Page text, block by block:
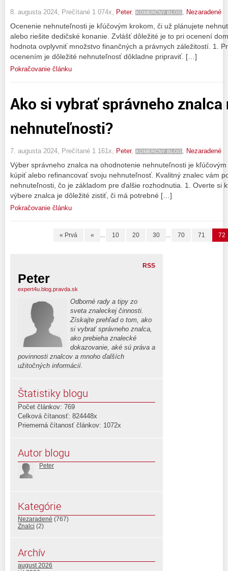
8. augusta 2024, Prečítané 1 074x, Peter, KOMERČNÝ BLOG Nezaradené
Ocenenie nehnuteľnosti je kľúčovým krokom, či už plánujete
alebo riešite dedičské konanie. Zvlášť dôležité je to pri ocenení
hodnota ovplyvniť množstvo finančných a právnych záležitostí. 1.
ocenením je dôležité nehnuteľnosť dôkladne pripraviť. […]
Pokračovanie článku
Ako si vybrať správneho
nehnuteľnosti?
7. augusta 2024, Prečítané 1 161x, Peter, KOMERČNÝ BLOG , Nezaradené
Výber správneho znalca na ohodnotenie nehnuteľnosti je
kúpiť alebo refinancovať svoju nehnuteľnosť. Kvalitný znalec vám
nehnuteľnosti, čo je základom pre ďalšie rozhodnutia. 1. Overte si
výbere znalca je dôležité zistiť, či má potrebné […]
Pokračovanie článku
« Prvá « ... 10 20 30 ... 70 71 72
RSS
Peter
expert4u.blog.pravda.sk
Odborné rady a tipy zo
sveta znaleckej činnosti.
Získajte prehľad o tom, ako
si vybrať správneho znalca,
ako prebieha znalecké
dokazovanie, aké sú práva a
povinnosti znalcov a mnoho ďalších
užitočných informácií.
Štatistiky blogu
Počet článkov: 769
Celková čítanosť: 824448x
Priemerná čítanosť článkov: 1072x
Autor blogu
Peter
Kategórie
Nezaradené (767)
Znalci (2)
Archív
august 2026